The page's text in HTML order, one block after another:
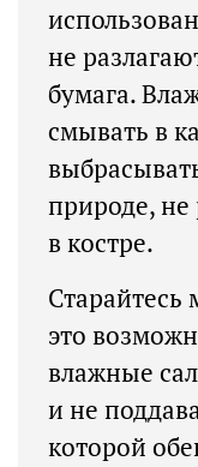
не
бумага.
смывать в
природе, не
в костре.
Старайтесь
это
влажные
и не
которой